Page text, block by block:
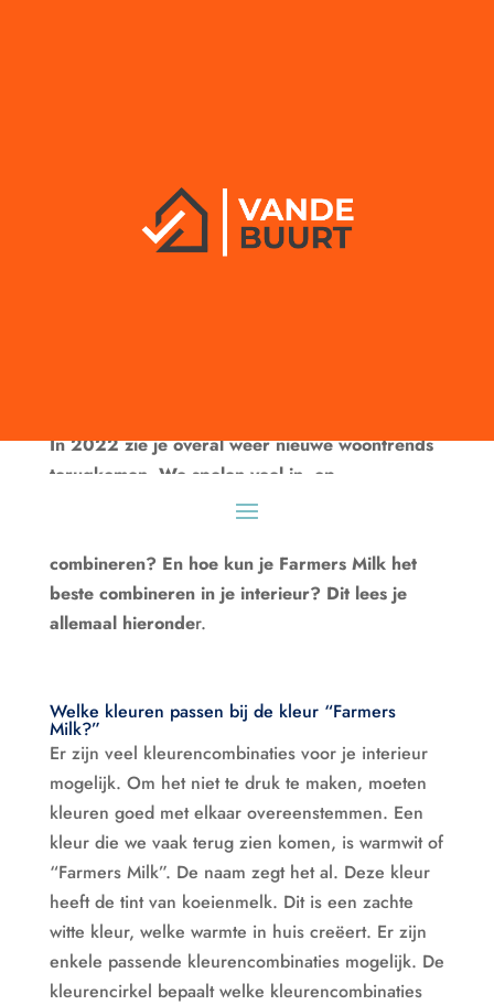
Farmers Milk combineren
met welke kleuren in je
interieur?
In 2022 zie je overal weer nieuwe woontrends
terugkomen. We spelen veel in, op
kleurgebruik en kleurencombinaties. Maar
combineren? En hoe kun je Farmers Milk het
beste combineren in je interieur? Dit lees je
allemaal hieronder.
Welke kleuren passen bij de kleur “Farmers
Milk?”
Er zijn veel kleurencombinaties voor je interieur
mogelijk. Om het niet te druk te maken, moeten
kleuren goed met elkaar overeenstemmen. Een
kleur die we vaak terug zien komen, is warmwit of
“Farmers Milk”. De naam zegt het al. Deze kleur
heeft de tint van koeienmelk. Dit is een zachte
witte kleur, welke warmte in huis creëert. Er zijn
enkele passende kleurencombinaties mogelijk. De
kleurencirkel bepaalt welke kleurencombinaties